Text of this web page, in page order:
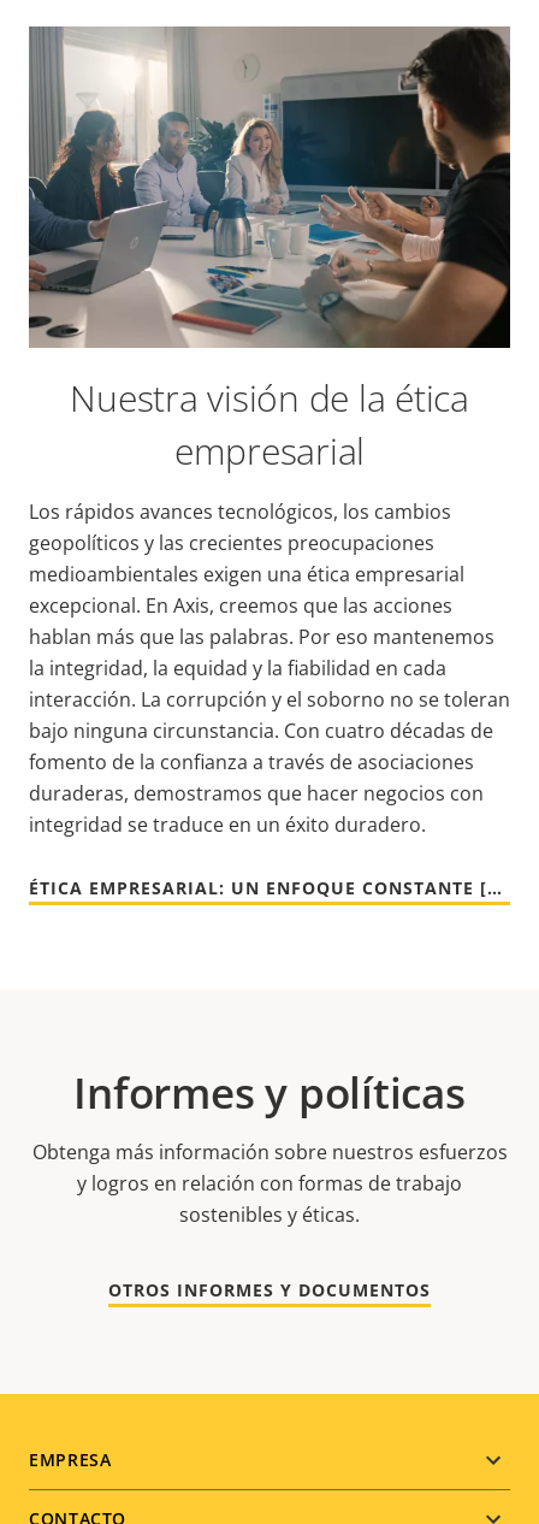
Nuestra visión de la ética
empresarial
Los rápidos avances tecnológicos, los cambios
geopolíticos y las crecientes preocupaciones
medioambientales exigen una ética empresarial
excepcional. En Axis, creemos que las acciones
hablan más que las palabras. Por eso mantenemos
la integridad, la equidad y la fiabilidad en cada
interacción. La corrupción y el soborno no se toleran
bajo ninguna circunstancia. Con cuatro décadas de
fomento de la confianza a través de asociaciones
duraderas, demostramos que hacer negocios con
integridad se traduce en un éxito duradero.
ÉTICA EMPRESARIAL: UN ENFOQUE CONSTANTE [EN]
Informes y políticas
Obtenga más información sobre nuestros esfuerzos
y logros en relación con formas de trabajo
sostenibles y éticas.
OTROS INFORMES Y DOCUMENTOS
Footer
EMPRESA
CONTACTO